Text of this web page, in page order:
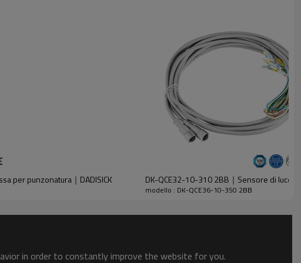
per punzonatura｜DADISICK DK-QCE32-10-310 2BB｜Sensore di luce di
modello : DK-QCE36-10-350 2BB
in order to constantly improve the website for you.